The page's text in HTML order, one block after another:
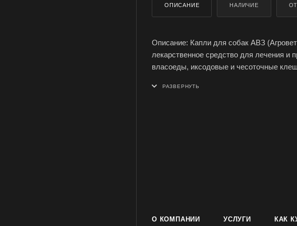
ОПИСАНИЕ НАЛИЧИЕ
Описание: Капли для собак АВЗ
лекарственное средство для лечения и
власоеды, иксодовые и чесоточные
Состав: Фипронил - 50 мг/мл,
показаниям, но не чаще одного раза в
О КОМПАНИИ УСЛУГИ КАК